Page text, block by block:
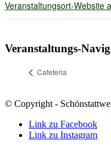
Veranstaltungsort-Website
Veranstaltungs-
Cafeteria
© Copyright -
Link zu Facebook
Link zu Instagram